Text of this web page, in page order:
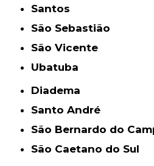
Santos
São Sebastião
São Vicente
Ubatuba
Diadema
Santo André
São Bernardo do
São Caetano do Sul